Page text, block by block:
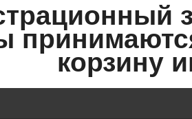
корзину